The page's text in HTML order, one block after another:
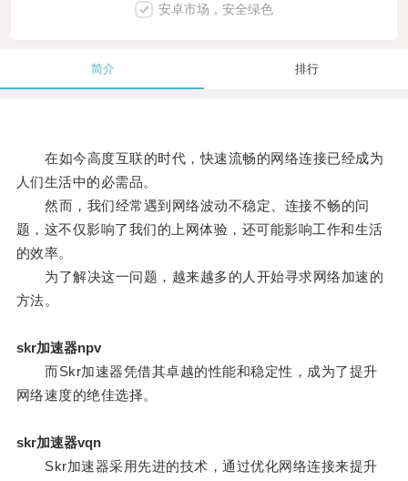
安卓市场，安全绿色
简介 排行
在如今高度互联的时代，快速流畅的网络连接已经成为
人们生活中的必需品。
然而，我们经常遇到网络波动不稳定、连接不畅的问
题，这不仅影响了我们的上网体验，还可能影响工作和生活
的效率。
为了解决这一问题，越来越多的人开始寻求网络加速的
方法。
skr加速器npv
而Skr加速器凭借其卓越的性能和稳定性，成为了提升
网络速度的绝佳选择。
skr加速器vqn
Skr加速器采用先进的技术，通过优化网络连接来提升